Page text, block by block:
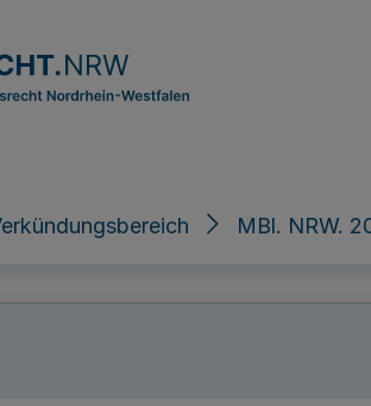
MBl. NRW.